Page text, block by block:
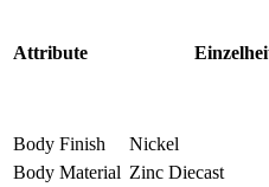
Attribute
Body Finish
Nickel
Body Material Zinc Diecast